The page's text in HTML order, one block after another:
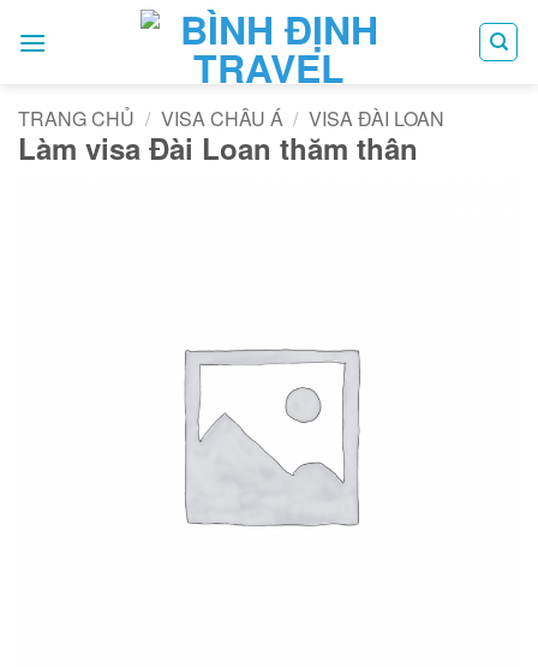
qua
TRANG CHỦ / VISA CHÂU Á / VISA ĐÀI LOAN
Làm visa Đài Loan thăm thân